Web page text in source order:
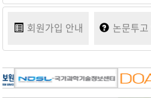
회원가입 안내 논문투고